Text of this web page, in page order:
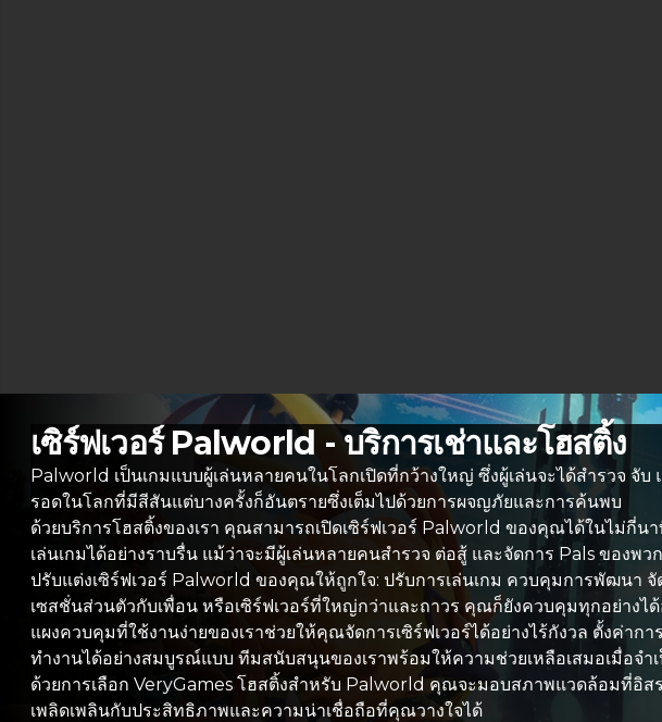
เซิร์ฟเวอร์ Palworld - บริการเช่าและโฮสติ้ง
Palworld เป็นเกมแบบผู้เล่นหลายคนในโลกเปิดที่กว้างใหญ่ ซึ่งผู้เล่นจะได้สำรวจ จั
รอดในโลกที่มีสีสันแต่บางครั้งก็อันตรายซึ่งเต็มไปด้วยการผจญภัยและการค้นพบ
ด้วยบริการโฮสติ้งของเรา คุณสามารถเปิดเซิร์ฟเวอร์ Palworld ของคุณได้ในไม่กี่
เล่นเกมได้อย่างราบรื่น แม้ว่าจะมีผู้เล่นหลายคนสำรวจ ต่อสู้ และจัดการ Pals ของพวก
ปรับแต่งเซิร์ฟเวอร์ Palworld ของคุณให้ถูกใจ: ปรับการเล่นเกม ควบคุมการพัฒนา
เซสชั่นส่วนตัวกับเพื่อน หรือเซิร์ฟเวอร์ที่ใหญ่กว่าและถาวร คุณก็ยังควบคุมทุกอย่างได้
แผงควบคุมที่ใช้งานง่ายของเราช่วยให้คุณจัดการเซิร์ฟเวอร์ได้อย่างไร้กังวล ตั้งค่า
ทำงานได้อย่างสมบูรณ์แบบ ทีมสนับสนุนของเราพร้อมให้ความช่วยเหลือเสมอเมื่อจำ
ด้วยการเลือก VeryGames โฮสติ้งสำหรับ Palworld คุณจะมอบสภาพแวดล้อมที่อิ
เพลิดเพลินกับประสิทธิภาพและความน่าเชื่อถือที่คุณวางใจได้